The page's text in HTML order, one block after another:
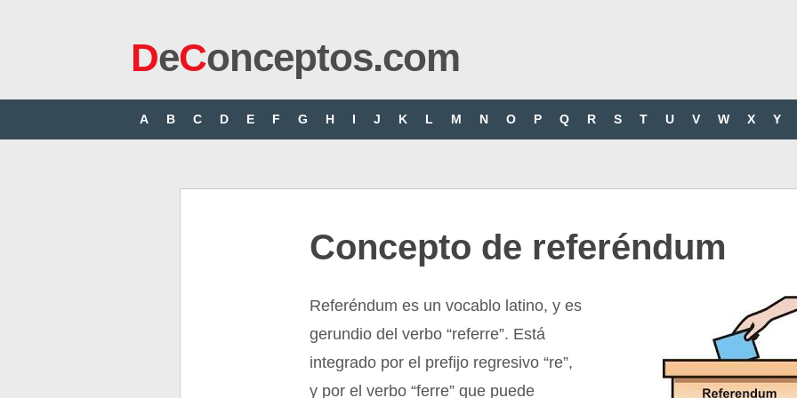
DeConceptos.com
A B C D E F G H I J K L M N O P Q R S T U V W X Y
Concepto de referéndum
Referéndum es un vocablo latino, y es
gerundio del verbo “referre”. Está
integrado por el prefijo regresivo “re”,
y por el verbo “ferre” que puede